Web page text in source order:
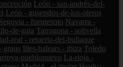
León - san-andrés-del-
León - gusendos-de-los-oteros
- fuentesoto Navarra -
de-gata Tarragona - solivella
real - retuerta-del-bullaque
graus Illes-balears - ibiza Toledo
pueblonuevo La-rioja -